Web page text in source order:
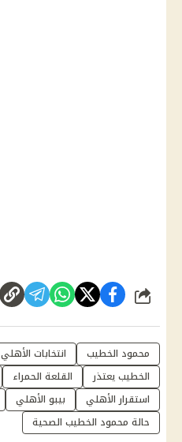
شارك
محمود الخطيب انتخابات الأهلي
الخطيب يعتذر
القلعة الحمراء
استقرار الأهلي
بيبو الأهلي
حالة محمود الخطيب الصحية